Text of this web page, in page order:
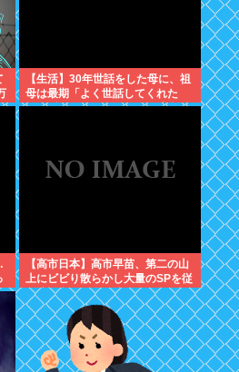
【生活】30年世話をした母に、祖
母は最期「よく世話してくれた
ね。ずっと嫌いだったのが残念だ
【高市日本】高市早苗、第二の山
上にビビり散らかし大量のSPを従
え演説台にも全面防弾ガラスを設
置